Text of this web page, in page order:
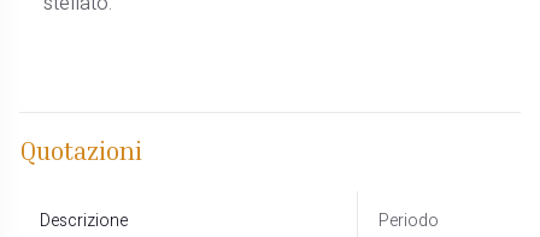
Quotazioni
Descrizione Periodo